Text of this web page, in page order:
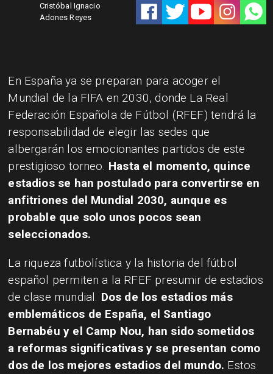
Cristóbal Ignacio
Adones Reyes
​En España ya se preparan para acoger el
Mundial de la FIFA en 2030, donde La Real
Federación Española de Fútbol (RFEF) tendrá la
responsabilidad de elegir las sedes que
albergarán los emocionantes partidos de este
prestigioso torneo. Hasta el momento, quince
estadios se han postulado para convertirse en
anfitriones del Mundial 2030, aunque es
probable que solo unos pocos sean
seleccionados.
La riqueza futbolística y la historia del fútbol
español permiten a la RFEF presumir de estadios
de clase mundial. Dos de los estadios más
emblemáticos de España, el Santiago
Bernabéu y el Camp Nou, han sido sometidos
a reformas significativas y se presentan como
dos de los mejores estadios del mundo. Estos